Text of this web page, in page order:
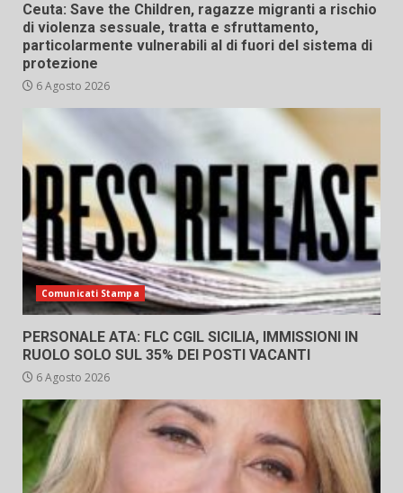
Ceuta: Save the Children, ragazze migranti a rischio
di violenza sessuale, tratta e sfruttamento,
particolarmente vulnerabili al di fuori del sistema di
protezione
6 Agosto 2026
Comunicati Stampa
PERSONALE ATA: FLC CGIL SICILIA, IMMISSIONI IN
RUOLO SOLO SUL 35% DEI POSTI VACANTI
6 Agosto 2026